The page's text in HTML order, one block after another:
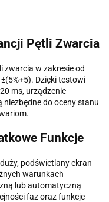
Pętli Zwarcia
zwarcia w zakresie od
Dzięki testowi
ms, urządzenie
do oceny stanu
Funkcje
podświetlany ekran
warunkach
lub automatyczną
faz oraz funkcje